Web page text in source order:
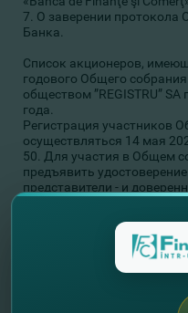
7. О заверении протокола
Банка.
Список акционеров,
годового Общего
обществом ”REGISTRU”
года.
Регистрация участников
осуществляться 14 мая
50. Для участия в Общем
предъявить
представители - и
руководителей
Акционеры могут
дня Общего собрания в
рабочие дни, между 10-00